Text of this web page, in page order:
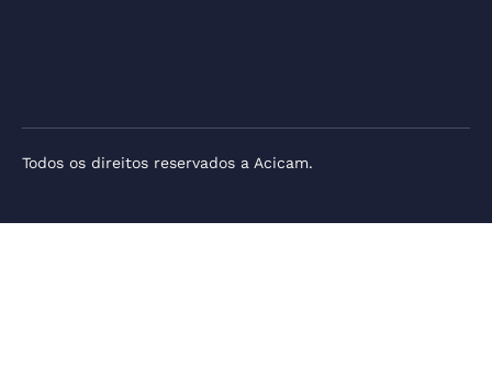
Todos os direitos reservados a Acicam.